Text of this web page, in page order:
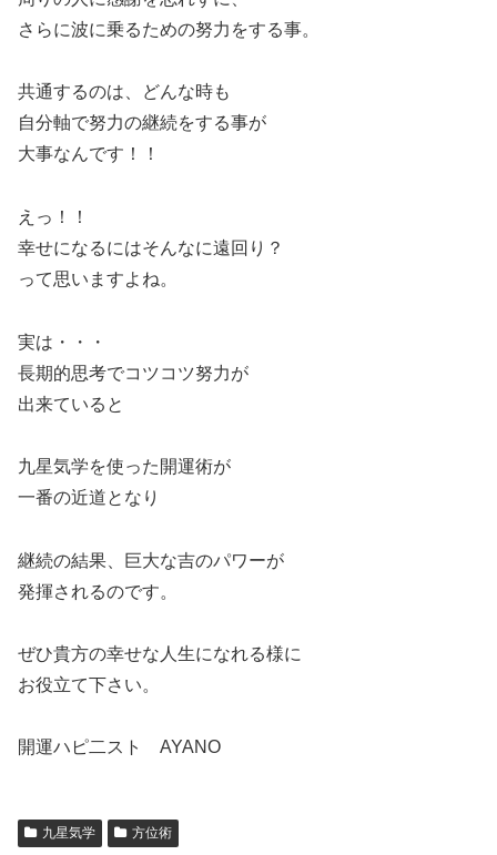
さらに波に乗るための努力をする事。
共通するのは、どんな時も
自分軸で努力の継続をする事が
大事なんです！！
えっ！！
幸せになるにはそんなに遠回り？
って思いますよね。
実は・・・
長期的思考でコツコツ努力が
出来ていると
九星気学を使った開運術が
一番の近道となり
継続の結果、巨大な吉のパワーが
発揮されるのです。
ぜひ貴方の幸せな人生になれる様に
お役立て下さい。
開運ハピ二スト AYANO
九星気学 方位術